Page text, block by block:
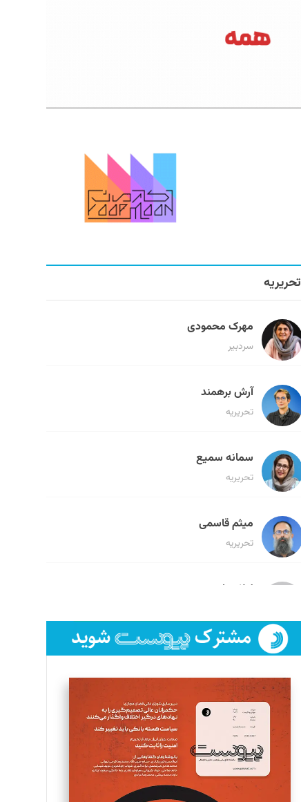
تحریریه
مهرک محمودی
سردبیر
آرش برهمند
تحریریه
سمانه سمیع
تحریریه
میثم قاسمی
تحریریه
لیلا حنارود
فائزه فتحی رستمی
تحریریه
سروش کرمیان
تحریریه
مینا پاکدل